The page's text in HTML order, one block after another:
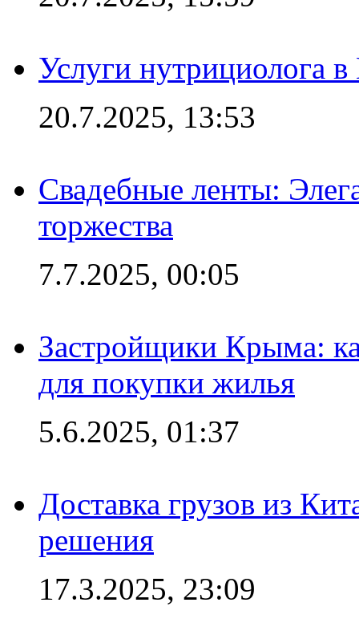
Услуги нутрициолога
20.7.2025, 13:53
Свадебные ленты:
торжества
7.7.2025, 00:05
Застройщики Крыма:
для покупки жилья
5.6.2025, 01:37
Доставка грузов из
решения
17.3.2025, 23:09